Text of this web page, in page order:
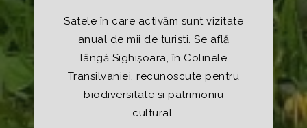
Satele în care activăm sunt vizitate
anual de mii de turiști. Se află
lângă Sighișoara, în Colinele
Transilvaniei, recunoscute pentru
biodiversitate și patrimoniu
cultural.